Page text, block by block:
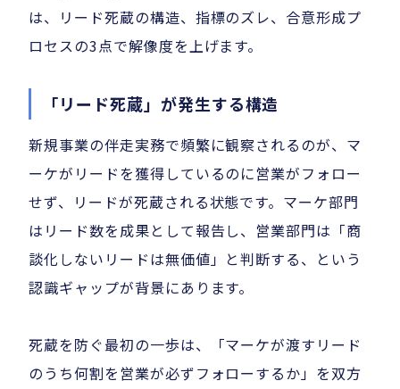
は、リード死蔵の構造、指標のズレ、合意形成プ
ロセスの3点で解像度を上げます。
「リード死蔵」が発生する構造
新規事業の伴走実務で頻繁に観察されるのが、マ
ーケがリードを獲得しているのに営業がフォロー
せず、リードが死蔵される状態です。マーケ部門
はリード数を成果として報告し、営業部門は「商
談化しないリードは無価値」と判断する、という
認識ギャップが背景にあります。
死蔵を防ぐ最初の一歩は、「マーケが渡すリード
のうち何割を営業が必ずフォローするか」を双方